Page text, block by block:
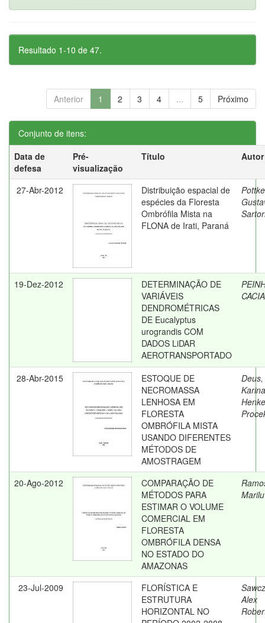
Resultado 1-10 de 47.
Anterior 1 2 3 4 ... 5 Próximo
Conjunto de itens:
Data de
defesa
Pré-
visualização
Título Autor
27-Abr-2012
Distribuição espacial de
espécies da Floresta
Ombrófila Mista na
FLONA de Irati, Paraná
19-Dez-2012
DETERMINAÇÃO DE
VARIÁVEIS
DENDROMÉTRICAS
DE Eucalyptus
urograndis COM
DADOS LiDAR
AEROTRANSPORTADO
28-Abr-2015
ESTOQUE DE
NECROMASSA
LENHOSA EM
FLORESTA
OMBRÓFILA MISTA
USANDO DIFERENTES
MÉTODOS DE
AMOSTRAGEM
Deus,
Karina
20-Ago-2012
COMPARAÇÃO DE
MÉTODOS PARA
ESTIMAR O VOLUME
COMERCIAL EM
FLORESTA
OMBRÓFILA DENSA
NO ESTADO DO
AMAZONAS
Marilu
23-Jul-2009
FLORÍSTICA E
ESTRUTURA
HORIZONTAL NO
Alex